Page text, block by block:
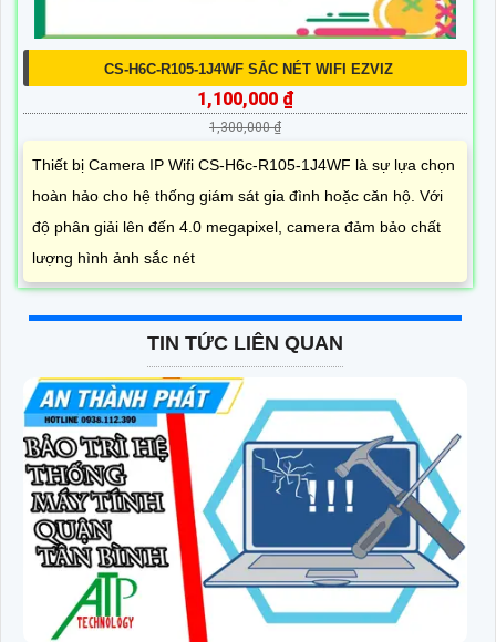
CS-H6C-R105-1J4WF SẮC NÉT WIFI EZVIZ
1,100,000 ₫
1,300,000 ₫
Thiết bị Camera IP Wifi CS-H6c-R105-1J4WF là sự lựa chọn
hoàn hảo cho hệ thống giám sát gia đình hoặc căn hộ. Với
độ phân giải lên đến 4.0 megapixel, camera đảm bảo chất
lượng hình ảnh sắc nét
TIN TỨC LIÊN QUAN